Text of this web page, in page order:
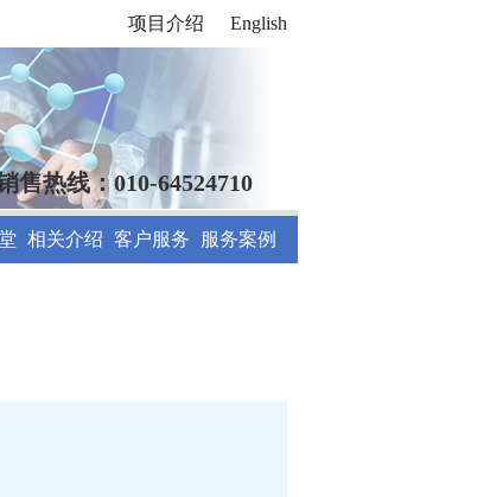
项目介绍 English
售热线：010-64524710
相关介绍 客户服务 服务案例